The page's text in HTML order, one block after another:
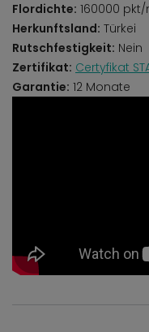
Flordichte: 160000
Herkunftsland: Türkei
Rutschfestigkeit: Nein
Zertifikat: Certyfikat
Garantie: 12 Monate